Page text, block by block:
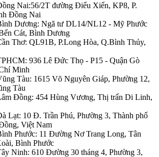
Nai:56/2T đường Điểu Xiển, KP8, P.
Đồng Nai
Dương: Ngã tư DL14/NL12 - Mỹ Phước
Cát, Bình Dương
Thơ: QL91B, P.Long Hòa, Q.Bình Thủy,
936 Lê Đức Thọ - P15 - Quận Gò
Minh
Tàu: 1615 Võ Nguyên Giáp, Phường 12,
Tàu
Đồng: 454 Hùng Vương, Thị trấn Di Linh,
Lạt: 10 Đ. Trần Phú, Phường 3, Thành phố
Việt Nam
Phước: 11 Đường Nơ Trang Long, Tân
Bình Phước
Ninh: 610 Đường 30 tháng 4, Phường 3,